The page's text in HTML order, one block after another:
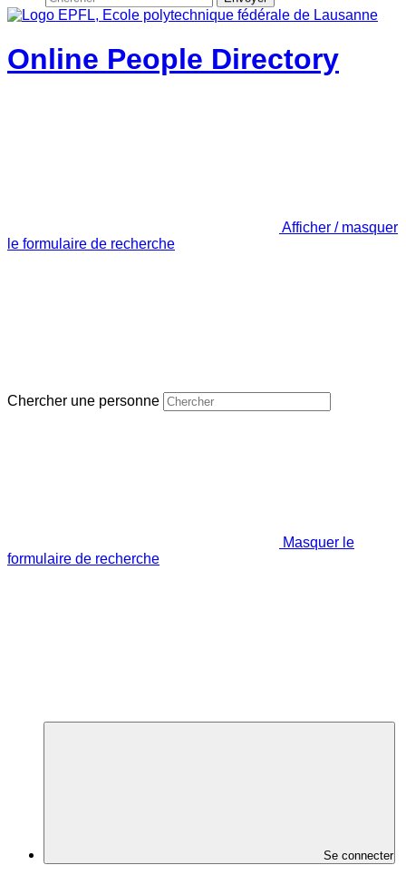
Online People Directory
Afficher / masquer
le formulaire de recherche
Chercher une personne
Masquer le
formulaire de recherche
Se connecter